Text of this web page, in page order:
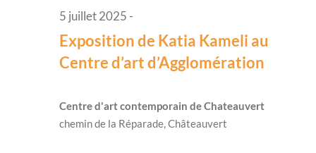
Exposition de Katia Kameli au
Centre d’art d’Agglomération
5 juillet 2025 -
Centre d'art contemporain de Chateauvert
chemin de la Réparade, Châteauvert